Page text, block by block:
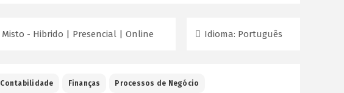
Misto - Hibrido | Presencial | Online Idioma: Português
Contabilidade Finanças Processos de Negócio